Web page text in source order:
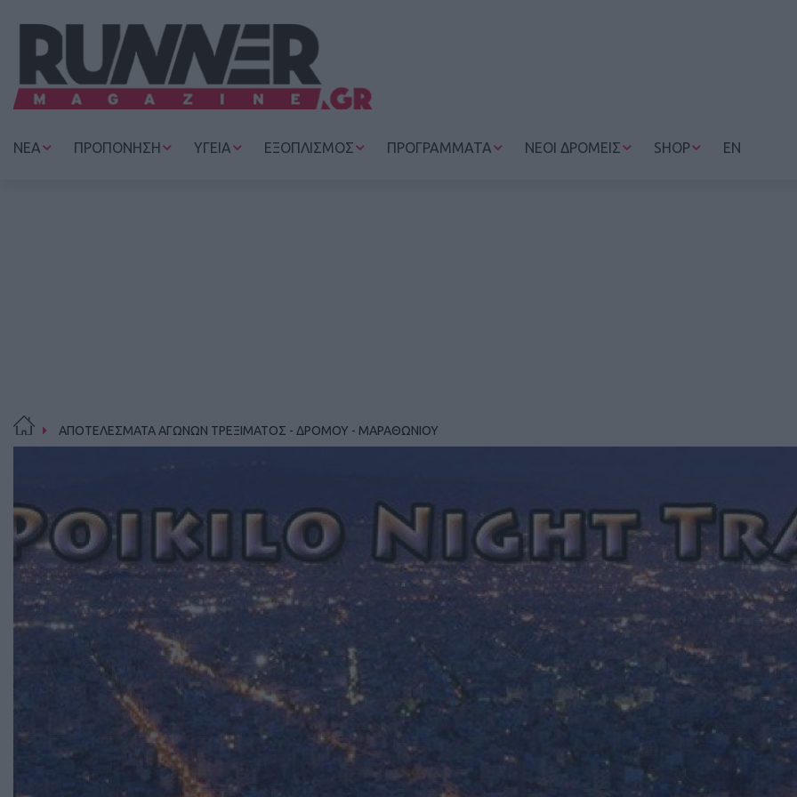
ΝΕΑ ΠΡΟΠΟΝΗΣΗ ΥΓΕΙΑ ΕΞΟΠΛΙΣΜΟΣ ΠΡΟΓΡΑΜΜΑΤΑ ΝΕΟΙ ΔΡΟΜΕΙΣ SHOP EN
ΑΠΟΤΕΛΕΣΜΑΤΑ ΑΓΩΝΩΝ ΤΡΕΞΙΜΑΤΟΣ - ΔΡΟΜΟΥ - ΜΑΡΑΘΩΝΙΟΥ